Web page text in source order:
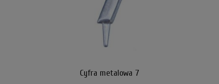
Cyfra metalowa 7